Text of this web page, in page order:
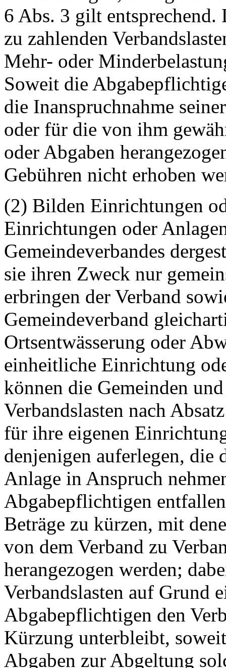
6 Abs. 3 gilt
zu zahlenden
Mehr- oder
Soweit die
die Inanspruchnahme
oder für die von ihm
oder Abgaben
Gebühren nicht erhoben
(2) Bilden Einrichtungen
Einrichtungen oder
Gemeindeverbandes
sie ihren Zweck nur
erbringen der Verband
Gemeindeverband
Ortsentwässerung oder
einheitliche Einrichtung
können die Gemeinden
Verbandslasten nach
für ihre eigenen
denjenigen auferlegen,
Anlage in Anspruch
Abgabepflichtigen
Beträge zu kürzen, mit
von dem Verband zu
herangezogen werden;
Verbandslasten auf Grund
Abgabepflichtigen den
Kürzung unterbleibt,
Abgaben zur Abgeltung